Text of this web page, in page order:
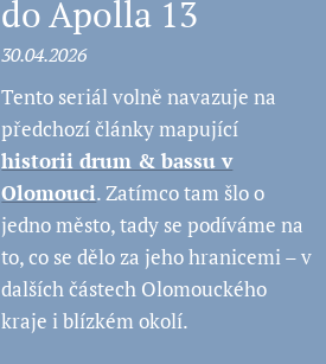
do Apolla 13
30.04.2026
Tento seriál volně navazuje na
předchozí články mapující
historii drum & bassu v
Olomouci. Zatímco tam šlo o
jedno město, tady se podíváme na
to, co se dělo za jeho hranicemi – v
dalších částech Olomouckého
kraje i blízkém okolí.